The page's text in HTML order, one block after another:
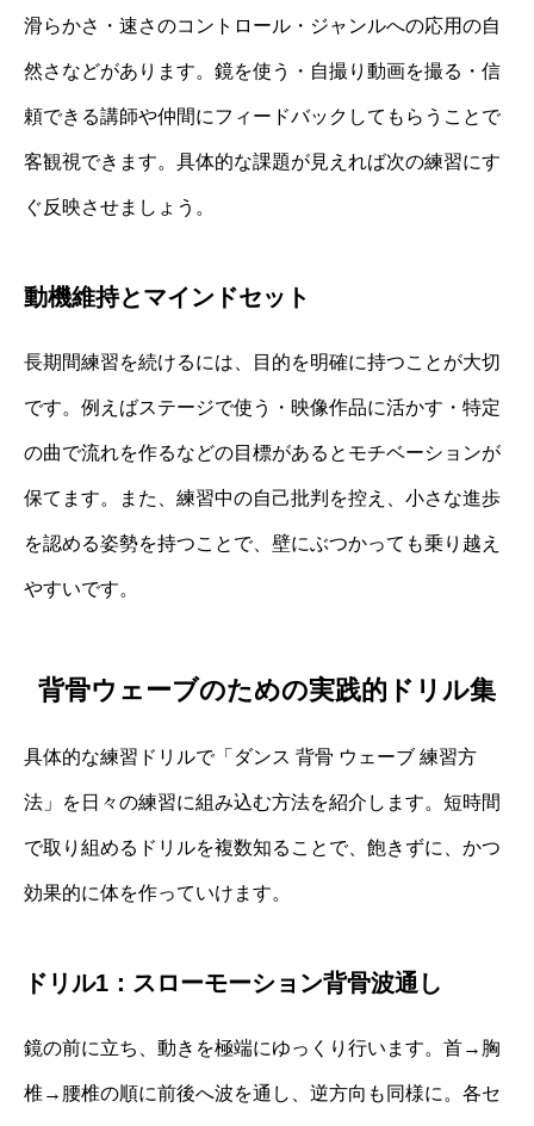
滑らかさ・速さのコントロール・ジャンルへの応用の自
然さなどがあります。鏡を使う・自撮り動画を撮る・信
頼できる講師や仲間にフィードバックしてもらうことで
客観視できます。具体的な課題が見えれば次の練習にす
ぐ反映させましょう。
動機維持とマインドセット
長期間練習を続けるには、目的を明確に持つことが大切
です。例えばステージで使う・映像作品に活かす・特定
の曲で流れを作るなどの目標があるとモチベーションが
保てます。また、練習中の自己批判を控え、小さな進歩
を認める姿勢を持つことで、壁にぶつかっても乗り越え
やすいです。
背骨ウェーブのための実践的ドリル集
具体的な練習ドリルで「ダンス 背骨 ウェーブ 練習方
法」を日々の練習に組み込む方法を紹介します。短時間
で取り組めるドリルを複数知ることで、飽きずに、かつ
効果的に体を作っていけます。
ドリル1：スローモーション背骨波通し
鏡の前に立ち、動きを極端にゆっくり行います。首→胸
椎→腰椎の順に前後へ波を通し、逆方向も同様に。各セ